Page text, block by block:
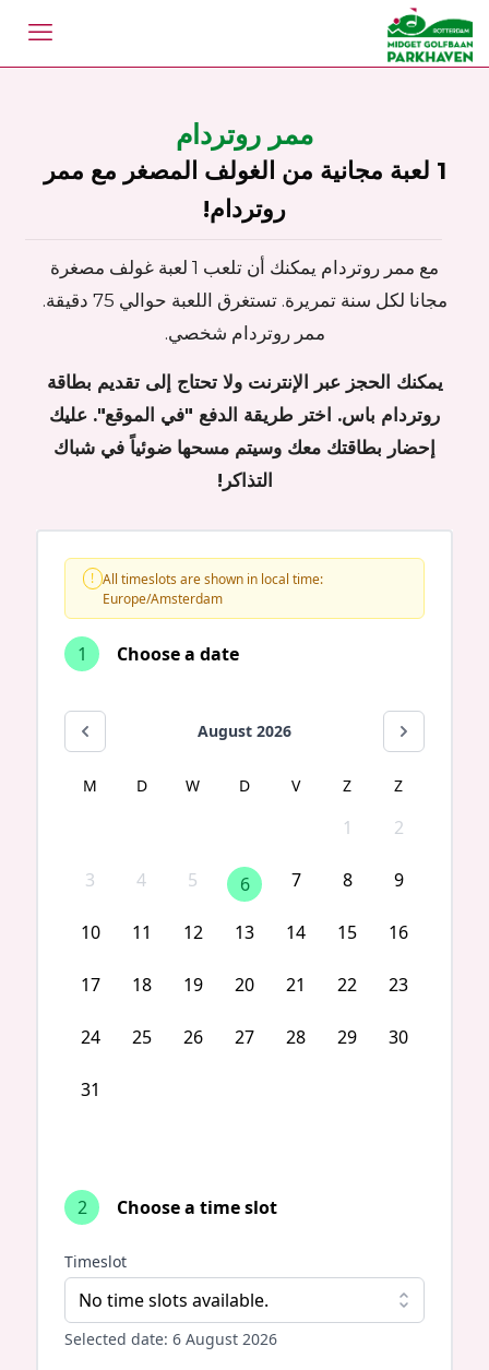
ممر روتردام
1 لعبة مجانية من الغولف المصغر مع ممر
روتردام!
مع ممر روتردام يمكنك أن تلعب 1 لعبة غولف مصغرة
مجانا لكل سنة تمريرة. تستغرق اللعبة حوالي 75 دقيقة.
ممر روتردام شخصي.
يمكنك الحجز عبر الإنترنت ولا تحتاج إلى تقديم بطاقة
روتردام باس. اختر طريقة الدفع "في الموقع". عليك
إحضار بطاقتك معك وسيتم مسحها ضوئياً في شباك
التذاكر!